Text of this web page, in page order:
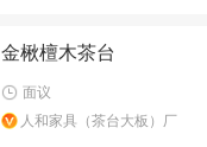
金楸檀木茶台
面议
人和家具（茶台大板）厂